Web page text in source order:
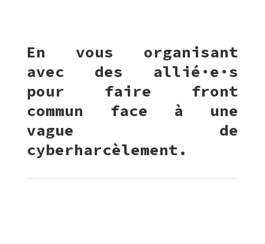
En vous organisant
avec des allié·e·s
pour faire front
commun face à une
vague de
cyberharcèlement.